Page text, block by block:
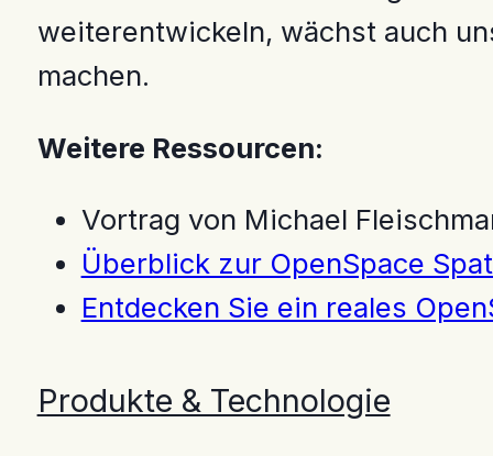
weiterentwickeln, wächst auch
machen.
Weitere Ressourcen:
Vortrag von Michael
Überblick zur OpenSpace
Entdecken Sie ein reales
Produkte & Technologie